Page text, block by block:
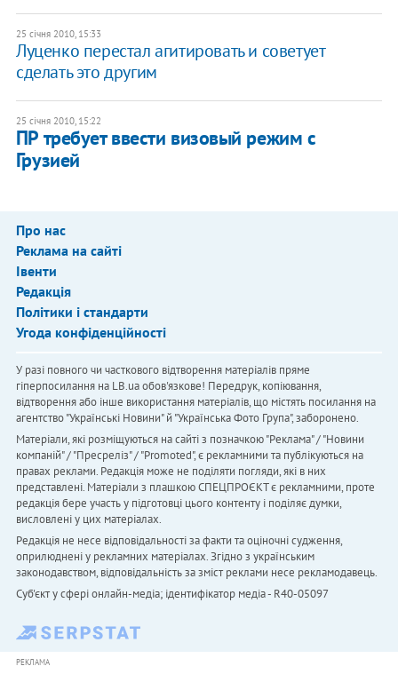
25 січня 2010, 15:33
Луценко перестал агитировать и советует
сделать это другим
25 січня 2010, 15:22
ПР требует ввести визовый режим с
Грузией
Про нас
Реклама на сайті
Івенти
Редакція
Політики і стандарти
Угода конфіденційності
У разі повного чи часткового відтворення матеріалів пряме
гіперпосилання на LB.ua обов'язкове! Передрук, копіювання,
відтворення або інше використання матеріалів, що містять посилання на
агентство "Українськi Новини" й "Українська Фото Група", заборонено.
Матеріали, які розміщуються на сайті з позначкою "Реклама" / "Новини
компаній" / "Пресреліз" / "Promoted", є рекламними та публікуються на
правах реклами. Редакція може не поділяти погляди, які в них
представлені. Матеріали з плашкою СПЕЦПРОЄКТ є рекламними, проте
редакція бере участь у підготовці цього контенту і поділяє думки,
висловлені у цих матеріалах.
Редакція не несе відповідальності за факти та оціночні судження,
оприлюднені у рекламних матеріалах. Згідно з українським
законодавством, відповідальність за зміст реклами несе рекламодавець.
Cуб'єкт у сфері онлайн-медіа; ідентифікатор медіа - R40-05097
РЕКЛАМА